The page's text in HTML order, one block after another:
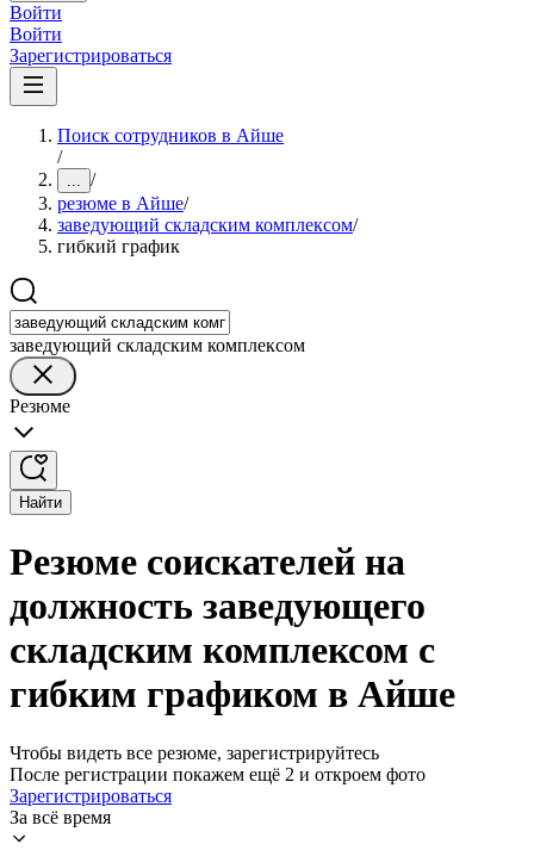
Войти
Войти
Зарегистрироваться
Поиск сотрудников в Айше
/
... /
резюме в Айше/
заведующий складским комплексом/
гибкий график
заведующий складским комплексом
Резюме
Найти
Резюме соискателей на
должность заведующего
складским комплексом с
гибким графиком в Айше
Чтобы видеть все резюме, зарегистрируйтесь
После регистрации покажем ещё 2 и откроем фото
Зарегистрироваться
За всё время